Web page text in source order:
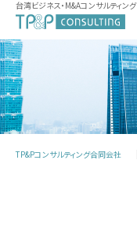
台湾ビジネス・M&Aコンサルティング
TP&Pコンサルティング合同会社